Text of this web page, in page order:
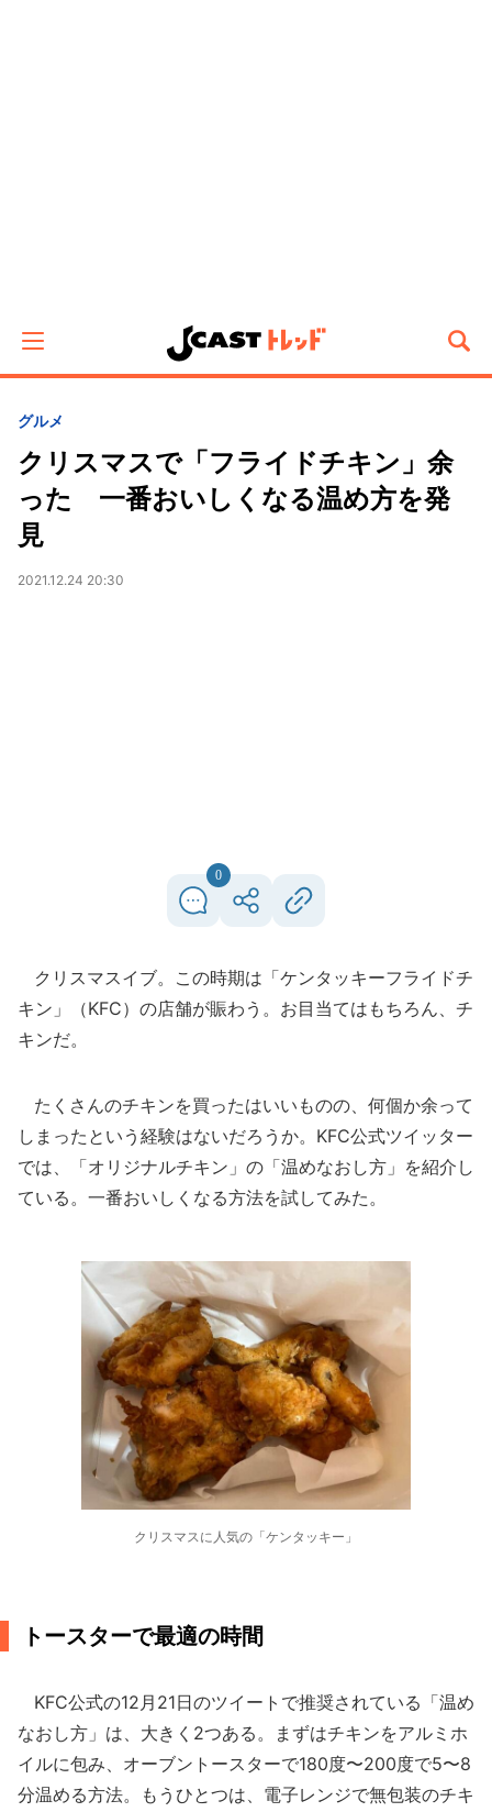
グルメ
クリスマスで「フライドチキン」余
った 一番おいしくなる温め方を発
見
2021.12.24 20:30
0
クリスマスイブ。この時期は「ケンタッキーフライドチ
キン」（KFC）の店舗が賑わう。お目当てはもちろん、チ
キンだ。
たくさんのチキンを買ったはいいものの、何個か余って
しまったという経験はないだろうか。KFC公式ツイッター
では、「オリジナルチキン」の「温めなおし方」を紹介し
ている。一番おいしくなる方法を試してみた。
クリスマスに人気の「ケンタッキー」
トースターで最適の時間
KFC公式の12月21日のツイートで推奨されている「温め
なおし方」は、大きく2つある。まずはチキンをアルミホ
イルに包み、オーブントースターで180度〜200度で5〜8
分温める方法。もうひとつは、電子レンジで無包装のチキ